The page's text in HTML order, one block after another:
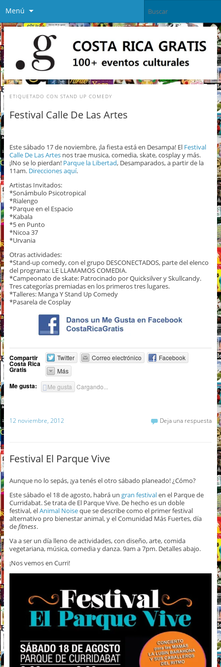
Menú
ETIQUETADO CON STAND UP COMEDY
Festival Calle De Las Artes
Este sábado 17 de noviembre, ¡la fiesta está en Desampa! El Festival
Calle De Las Artesnos trae musica, comedia, skate, cosplay y más.
¡lNo se lo pierdan! Parque la Libertad, Desamparados, a partir de la
11am. Direcciones aquí.
Artistas Invitados:
*Sonámbulo Psicotropical
*Rialengo
*Parque en el Espacio
*Kabala
*5 en Punto
*Nicoa 37
*Urvania
Otras actividades:
*Stand-up comedy, con el grupo DESCONECTADOS, parte del elenco
del programa: LE LLAMAMOS COMEDIA.
*Campeonato de skate: Patrocinado por Quicksilver y Skullcandy.
Tres categorías premiadas en los primeros tres lugares.
*Talleres: Manga Y Stand Up Comedy
*Pasarela de Cosplay
Compartir
Costa Rica
Gratis
Twitter Correo electrónico
Facebook
Más
Me gusta: Me gusta Cargando...
12 noviembre, 2012 Deja una respuesta
Festival El Parque Vive
Aunque no lo sepás, ¡ya tenés el otro sábado planeado! ¿Cómo?
Este sábado el 18 de agosto, habrá un gran festivalen el Parque de
Curridabat. Se trata de El Parque Vive. De hecho es un doble
festival, elAnimal Noiseque se describe como el primer festival
alternativo pro bienestar animal, y el Comunidad Más Fuertes, día
defitness.
Va a ser un día lleno de actividades, con diseño, arte, comida
vegetariana, música, comedia y danza. 9am a 7pm. Detalles abajo.
¡Nos vemos en Curri!